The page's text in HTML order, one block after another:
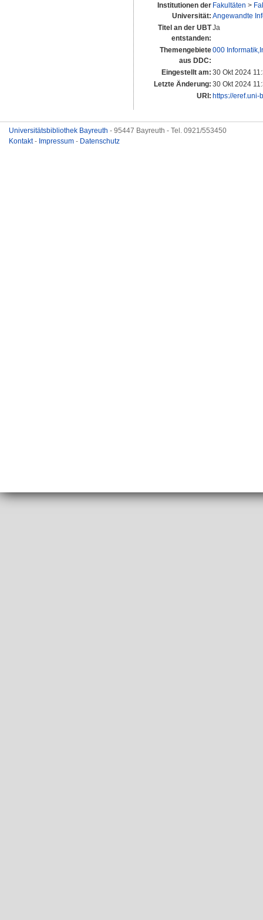
Institutionen der
Universität:
Fakultäten >
Angewandte
Titel an der UBT
entstanden:
Ja
Themengebiete
aus DDC:
000
Eingestellt am: 30 Okt 2024
Letzte Änderung: 30 Okt 2024
URI: https://eref.uni-
Universitätsbibliothek Bayreuth - 95447 Bayreuth - Tel. 0921/553450
Kontakt- Impressum - Datenschutz